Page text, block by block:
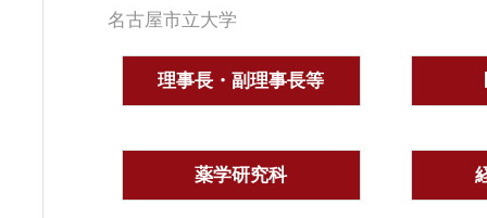
名古屋市立大学
理事長・副理事長等
薬学研究科